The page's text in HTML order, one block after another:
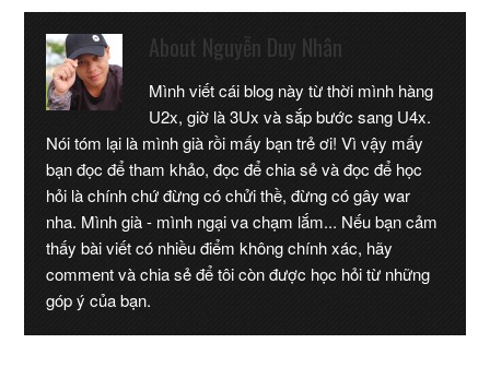
About Nguyễn Duy Nhân
Mình viết cái blog này từ thời mình hàng
U2x, giờ là 3Ux và sắp bước sang U4x.
Nói tóm lại là mình già rồi mấy bạn trẻ ơi! Vì vậy mấy
bạn đọc để tham khảo, đọc để chia sẻ và đọc để học
hỏi là chính chứ đừng có chửi thề, đừng có gây war
nha. Mình già - mình ngại va chạm lắm... Nếu bạn cảm
thấy bài viết có nhiều điểm không chính xác, hãy
comment và chia sẻ để tôi còn được học hỏi từ những
góp ý của bạn.